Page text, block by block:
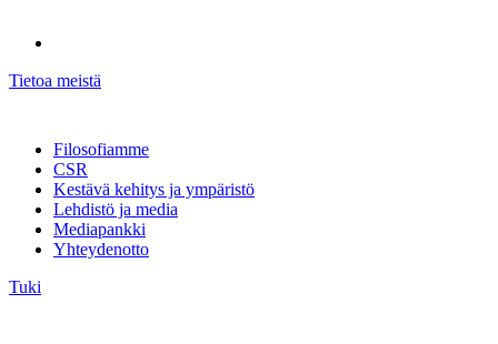
Tietoa meistä
Filosofiamme
CSR
Kestävä kehitys ja ympäristö
Lehdistö ja media
Mediapankki
Yhteydenotto
Tuki